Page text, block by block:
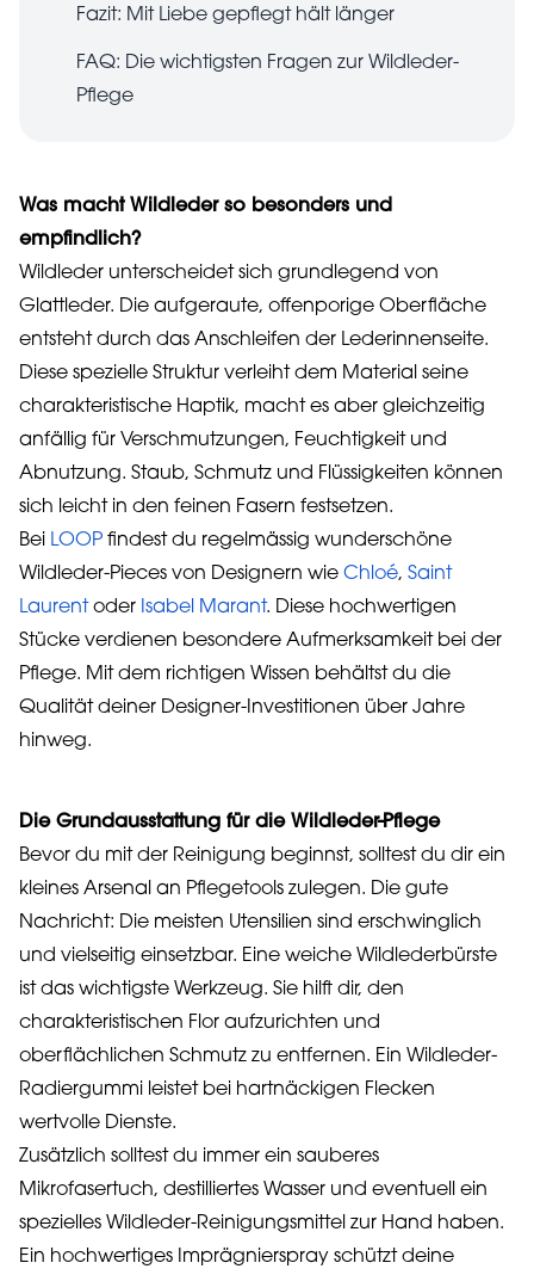
Fazit: Mit Liebe gepflegt hält länger
FAQ: Die wichtigsten Fragen zur Wildleder-
Pflege
Was macht Wildleder so besonders und
empfindlich?
Wildleder unterscheidet sich grundlegend von
Glattleder. Die aufgeraute, offenporige Oberfläche
entsteht durch das Anschleifen der Lederinnenseite.
Diese spezielle Struktur verleiht dem Material seine
charakteristische Haptik, macht es aber gleichzeitig
anfällig für Verschmutzungen, Feuchtigkeit und
Abnutzung. Staub, Schmutz und Flüssigkeiten können
sich leicht in den feinen Fasern festsetzen.
Bei LOOP findest du regelmässig wunderschöne
Wildleder-Pieces von Designern wie Chloé, Saint
Laurentoder Isabel Marant. Diese hochwertigen
Stücke verdienen besondere Aufmerksamkeit bei der
Pflege. Mit dem richtigen Wissen behältst du die
Qualität deiner Designer-Investitionen über Jahre
hinweg.
Die Grundausstattung für die Wildleder-Pflege
Bevor du mit der Reinigung beginnst, solltest du dir ein
kleines Arsenal an Pflegetools zulegen. Die gute
Nachricht: Die meisten Utensilien sind erschwinglich
und vielseitig einsetzbar. Eine weiche Wildlederbürste
ist das wichtigste Werkzeug. Sie hilft dir, den
charakteristischen Flor aufzurichten und
oberflächlichen Schmutz zu entfernen. Ein Wildleder-
Radiergummi leistet bei hartnäckigen Flecken
wertvolle Dienste.
Zusätzlich solltest du immer ein sauberes
Mikrofasertuch, destilliertes Wasser und eventuell ein
spezielles Wildleder-Reinigungsmittel zur Hand haben.
Ein hochwertiges Imprägnierspray schützt deine